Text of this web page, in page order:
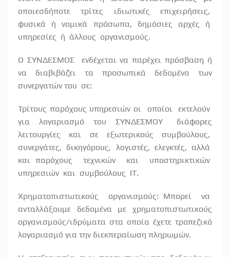
οποιεσδήποτε
τρίτες ιδιωτικές
επιχειρήσεις,
φυσικά
ή νομικά πρόσωπα, δημόσιες αρχές
ή
υπηρεσίες ή άλλους οργανισμούς.
Ο ΣΥΝΔΕΣΜΟΣ
ενδέχεται να παρέχει πρόσβαση ή
να διαβιβάζει τα προσωπικά δεδομένα των
συνεργατών του σε:
Τρίτους παρόχους υπηρεσιών οι οποίοι
εκτελούν
για
λογαριασμό του ΣΥΝΔΕΣΜΟΥ
διάφορες
λειτουργίες
και σε εξωτερικούς
συμβούλους,
συνεργάτες, δικηγόρους, λογιστές, ελεγκτές, αλλά
και παρόχους
τεχνικών και
υποστηρικτικών
υπηρεσιών και συμβούλους ΙΤ.
Χρηματοπιστωτικούς οργανισμούς: Μπορεί
να
ανταλλάξουμε
δεδομένα με
χρηματοπιστωτικούς
οργανισμούς/ιδρύματα στα οποία έχετε τραπεζικό
λογαριασμό για την διεκπεραίωση πληρωμών.